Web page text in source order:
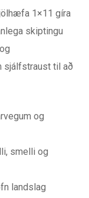
1×11 gíra
skiptingu
sjálfstraust til að
og
smelli og
landslag